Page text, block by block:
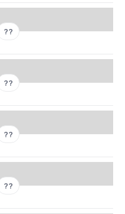
??
??
??
??